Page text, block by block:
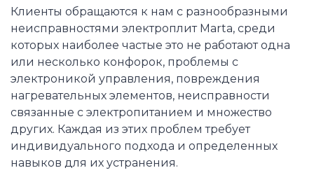
Клиенты обращаются к нам с разнообразными
неисправностями электроплит Marta, среди
которых наиболее частые это не работают одна
или несколько конфорок, проблемы с
электроникой управления, повреждения
нагревательных элементов, неисправности
связанные с электропитанием и множество
других. Каждая из этих проблем требует
индивидуального подхода и определенных
навыков для их устранения.